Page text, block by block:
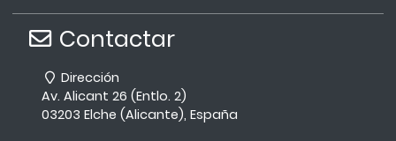
Contactar
Dirección
Av. Alicant 26 (Entlo. 2)
03203 Elche (Alicante), España